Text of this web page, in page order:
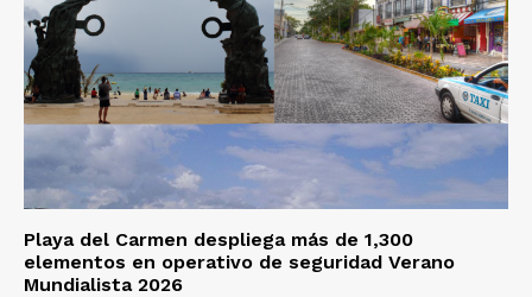
Playa del Carmen despliega más de 1,300
elementos en operativo de seguridad Verano
Mundialista 2026